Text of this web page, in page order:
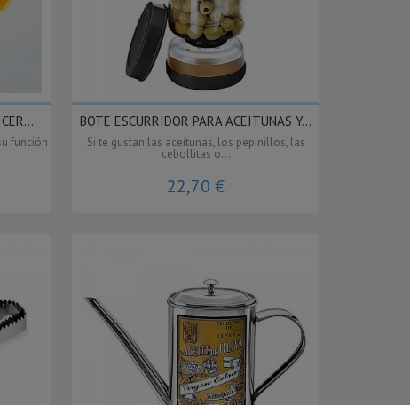
función
BOTE ESCURRIDOR PARA ACEITUNAS Y...
Si te gustan las aceitunas, los pepinillos, las
cebollitas o...
22,70 €